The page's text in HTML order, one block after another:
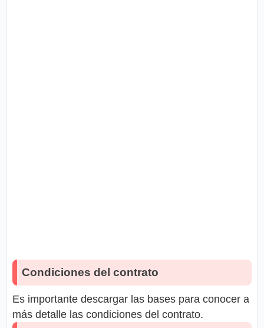
Condiciones del contrato
Es importante descargar las bases para conocer a
más detalle las condiciones del contrato.